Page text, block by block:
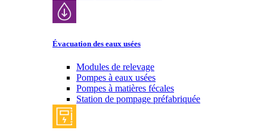
Évacuation des eaux usées
Modules de relevage
Pompes à eaux usées
Pompes à matières fécales
Station de pompage préfabriquée